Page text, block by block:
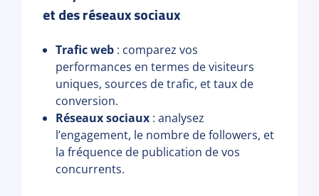
et des réseaux sociaux
Trafic web : comparez vos
performances en termes de visiteurs
uniques, sources de trafic, et taux de
conversion.
Réseaux sociaux : analysez
l’engagement, le nombre de followers, et
la fréquence de publication de vos
concurrents.